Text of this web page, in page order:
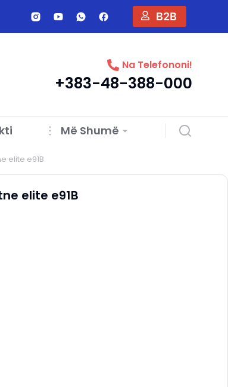
B2B
Na Telefononi!
+383-48-388-000
Më Shumë
elite e91B
elite e91B